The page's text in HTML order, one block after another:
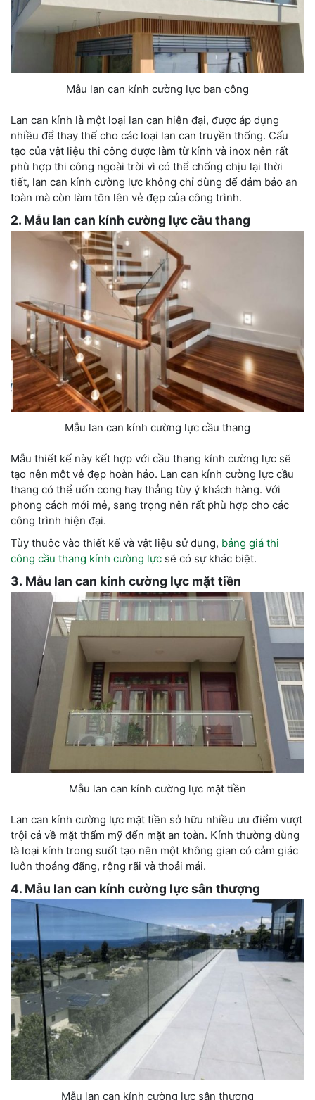
Mẫu lan can kính cường lực ban công
Lan can kính là một loại lan can hiện đại, được áp dụng
nhiều để thay thế cho các loại lan can truyền thống. Cấu
tạo của vật liệu thi công được làm từ kính và inox nên rất
phù hợp thi công ngoài trời vì có thể chống chịu lại thời
tiết, lan can kính cường lực không chỉ dùng để đảm bảo an
toàn mà còn làm tôn lên vẻ đẹp của công trình.
2. Mẫu lan can kính cường lực cầu thang
Mẫu lan can kính cường lực cầu thang
Mẫu thiết kế này kết hợp với cầu thang kính cường lực sẽ
tạo nên một vẻ đẹp hoàn hảo. Lan can kính cường lực cầu
thang có thể uốn cong hay thẳng tùy ý khách hàng. Với
phong cách mới mẻ, sang trọng nên rất phù hợp cho các
công trình hiện đại.
Tùy thuộc vào thiết kế và vật liệu sử dụng, bảng giá thi
công cầu thang kính cường lực sẽ có sự khác biệt.
3. Mẫu lan can kính cường lực mặt tiền
Mẫu lan can kính cường lực mặt tiền
Lan can kính cường lực mặt tiền sở hữu nhiều ưu điểm vượt
trội cả về mặt thẩm mỹ đến mặt an toàn. Kính thường dùng
là loại kính trong suốt tạo nên một không gian có cảm giác
luôn thoáng đãng, rộng rãi và thoải mái.
4. Mẫu lan can kính cường lực sân thượng
Mẫu lan can kính cường lực sân thượng